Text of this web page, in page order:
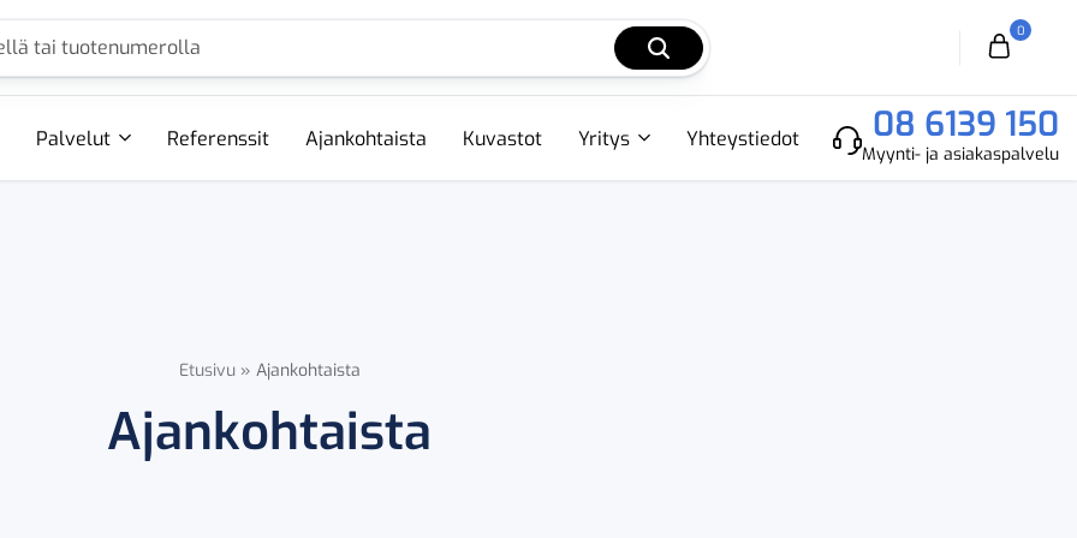
0
Cart
Palvelut Referenssit Ajankohtaista Kuvastot Yritys Yhteystiedot 08 6139 150
Myynti- ja asiakaspalvelu
Ajankohtaista
Etusivu» Ajankohtaista